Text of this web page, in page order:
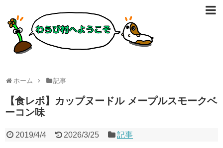
ホーム 記事
【食レポ】カップヌードル メープルスモークベ
ーコン味
2019/4/4 2026/3/25 記事